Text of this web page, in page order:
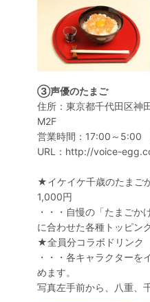
③声優のたまご
住所：東京都千代田区
M2F
営業時間：17:00～5:00
URL：http://voice-
★イケイケ千歳のたま
1,000円
・・・自慢の「たまごか
に合わせた各種トッピン
★全員分コラボドリン
・・・各キャラクターを
めます。
写真左手前から、八重、